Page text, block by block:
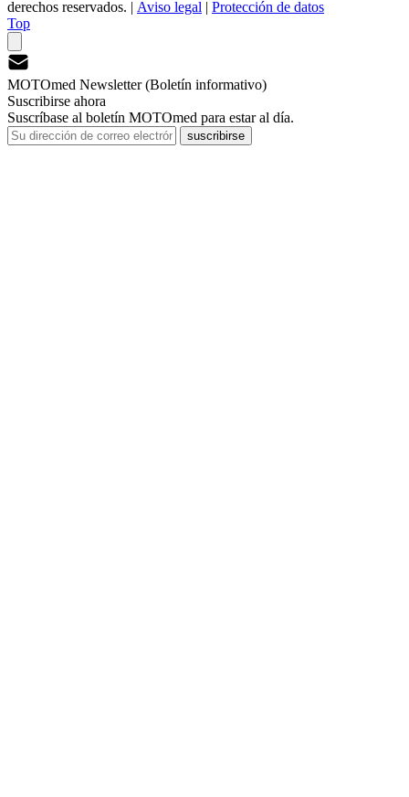
derechos reservados. | Aviso legal | Protección de datos
Top
MOTOmed Newsletter (Boletín informativo)
Suscribirse ahora
Suscríbase al boletín MOTOmed para estar al día.
suscribirse